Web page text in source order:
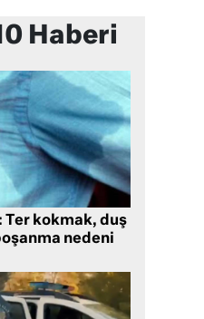
Haberi
Ter kokmak, duş
nedeni